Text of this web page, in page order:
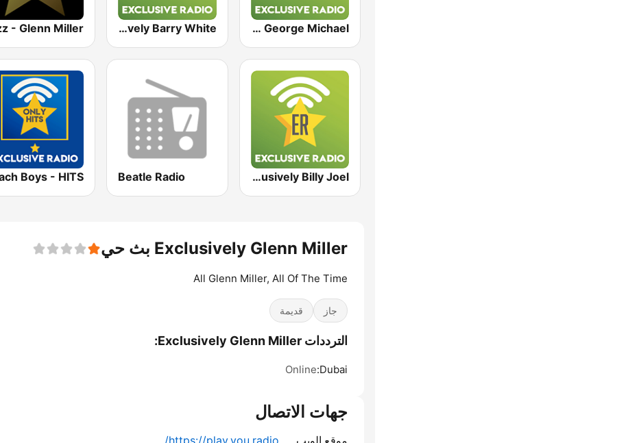
Exclusively George Michael
Exclusively Barry White
Exclusively Billy Joel
Beatle Radio
Exclusively Glenn Miller بث حي
All Glenn Miller, All Of The Time
جاز قديمة
الترددات Exclusively Glenn Miller:
Dubai:
Online
جهات الاتصال